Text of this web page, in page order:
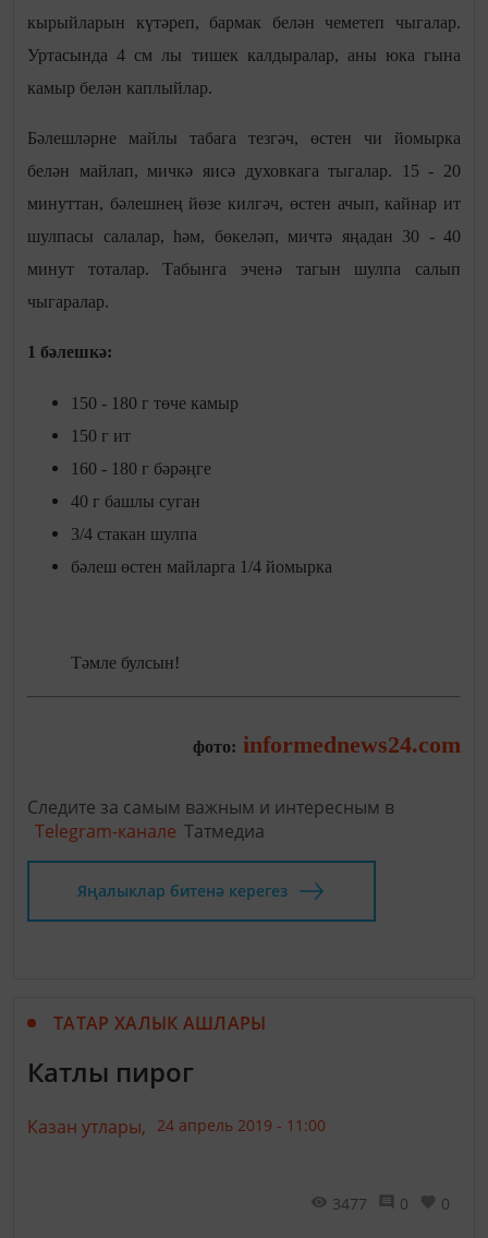
кырыйларын күтәреп, бармак белән чеметеп чыгалар.
Уртасында 4 см лы тишек калдыралар, аны юка гына
камыр белән каплыйлар.
Бәлешләрне майлы табага тезгәч, өстен чи йомырка
белән майлап, мичкә яисә духовкага тыгалар. 15 - 20
минуттан, бәлешнең йөзе килгәч, өстен ачып, кайнар ит
шулпасы салалар, һәм, бөкеләп, мичтә яңадан 30 - 40
минут тоталар. Табынга эченә тагын шулпа салып
чыгаралар.
1 бәлешкә:
150 - 180 г төче камыр
150 г ит
160 - 180 г бәрәңге
40 г башлы суган
3/4 стакан шулпа
бәлеш өстен майларга 1/4 йомырка
Тәмле булсын!
фото: informednews24.com
Следите за самым важным и интересным в
Telegram-канале Татмедиа
Яңалыклар битенә керегез
ТАТАР ХАЛЫК АШЛАРЫ
Катлы пирог
Казан утлары, 24 апрель 2019 - 11:00
3477 0 0